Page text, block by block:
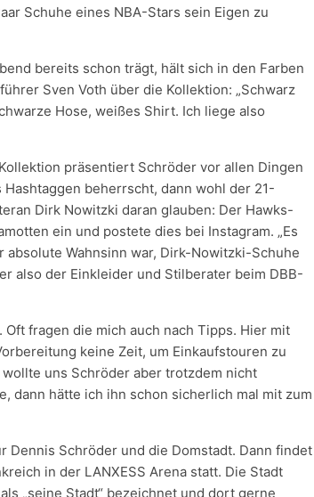
Schuhe eines NBA-Stars sein Eigen zu
bereits schon trägt, hält sich in den Farben
Sven Voth über die Kollektion: „Schwarz
Hose, weißes Shirt. Ich liege also
präsentiert Schröder vor allen Dingen
beherrscht, dann wohl der 21-
Dirk Nowitzki daran glauben: Der Hawks-
ein und postete dies bei Instagram. „Es
Wahnsinn war, Dirk-Nowitzki-Schuhe
also der Einkleider und Stilberater beim DBB-
fragen die mich auch nach Tipps. Hier mit
keine Zeit, um Einkaufstouren zu
wollte uns Schröder aber trotzdem nicht
dann hätte ich ihn schon sicherlich mal mit zum
Dennis Schröder und die Domstadt. Dann findet
in der LANXESS Arena statt. Die Stadt
„seine Stadt“ bezeichnet und dort gerne